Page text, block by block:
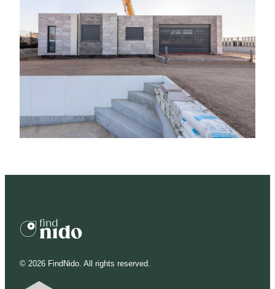
© 2026 FindNido. All rights reserved.